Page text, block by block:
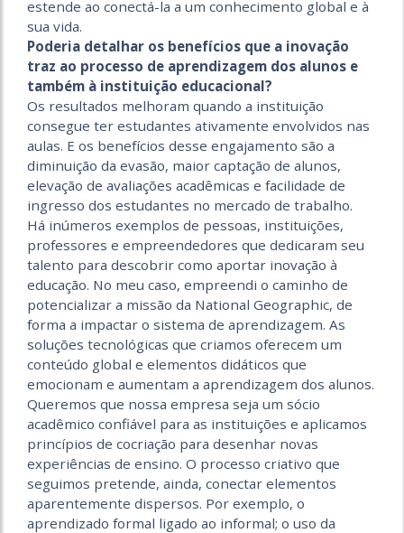
estende ao conectá-la a um conhecimento global e à
sua vida.
Poderia detalhar os benefícios que a inovação
traz ao processo de aprendizagem dos alunos e
também à instituição educacional?
Os resultados melhoram quando a instituição
consegue ter estudantes ativamente envolvidos nas
aulas. E os benefícios desse engajamento são a
diminuição da evasão, maior captação de alunos,
elevação de avaliações acadêmicas e facilidade de
ingresso dos estudantes no mercado de trabalho.
Há inúmeros exemplos de pessoas, instituições,
professores e empreendedores que dedicaram seu
talento para descobrir como aportar inovação à
educação. No meu caso, empreendi o caminho de
potencializar a missão da National Geographic, de
forma a impactar o sistema de aprendizagem. As
soluções tecnológicas que criamos oferecem um
conteúdo global e elementos didáticos que
emocionam e aumentam a aprendizagem dos alunos.
Queremos que nossa empresa seja um sócio
acadêmico confiável para as instituições e aplicamos
princípios de cocriação para desenhar novas
experiências de ensino. O processo criativo que
seguimos pretende, ainda, conectar elementos
aparentemente dispersos. Por exemplo, o
aprendizado formal ligado ao informal; o uso da